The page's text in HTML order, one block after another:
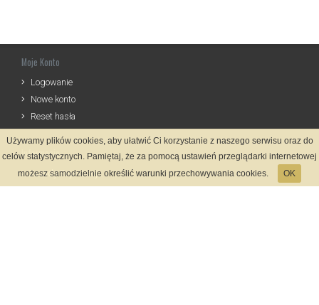
Moje Konto
Logowanie
Nowe konto
Reset hasła
Informacje
Zasady Rejestracji
Używamy plików cookies, aby ułatwić Ci korzystanie z naszego serwisu oraz do
celów statystycznych. Pamiętaj, że za pomocą ustawień przeglądarki internetowej
możesz samodzielnie określić warunki przechowywania cookies.
OK